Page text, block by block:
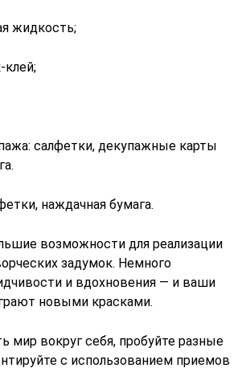
жидкость;
клей;
салфетки, декупажные карты
наждачная бумага.
возможности для реализации
задумок. Немного
и вдохновения — и ваши
новыми красками.
мир вокруг себя, пробуйте разные
с использованием приемов